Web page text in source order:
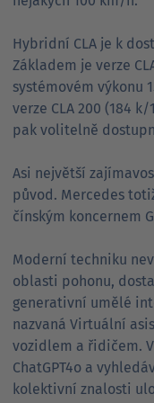
Hybridní CLA je k
Základem je verze
systémovém výkonu
verze CLA 200 (184 k/
pak volitelně
Asi největší
původ. Mercedes
čínským koncernem
Moderní techniku
oblasti pohonu,
generativní umělé
nazvaná Virtuální
vozidlem a řidičem.
ChatGPT4o a
kolektivní znalosti